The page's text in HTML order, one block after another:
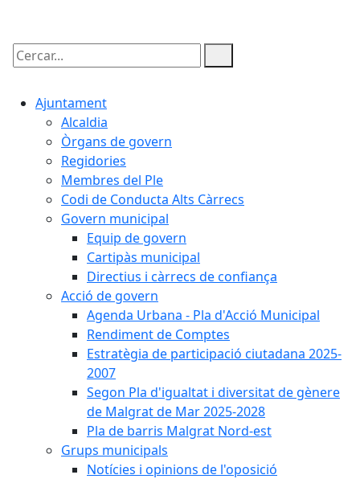
Cercar:
Ajuntament
Alcaldia
Òrgans de govern
Regidories
Membres del Ple
Codi de Conducta Alts Càrrecs
Govern municipal
Equip de govern
Cartipàs municipal
Directius i càrrecs de confiança
Acció de govern
Agenda Urbana - Pla d'Acció Municipal
Rendiment de Comptes
Estratègia de participació ciutadana 2025-
2007
Segon Pla d'igualtat i diversitat de gènere
de Malgrat de Mar 2025-2028
Pla de barris Malgrat Nord-est
Grups municipals
Notícies i opinions de l'oposició